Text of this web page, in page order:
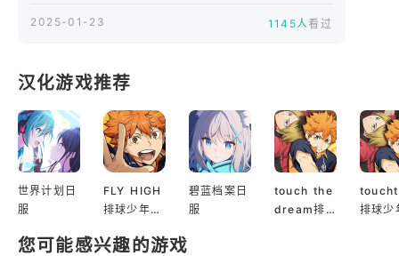
2025-01-23 1145人看过
汉化游戏推荐
世界计划日
服
FLY HIGH
排球少年日
碧蓝档案日
服
touch the
dream排
排球少
您可能感兴趣的游戏